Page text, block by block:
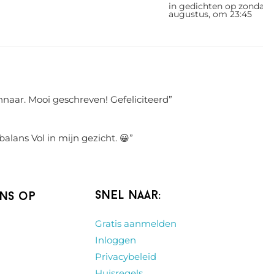
in gedichten op
augustus, om 23:45
Mooi geschreven! Gefeliciteerd”
Vol in mijn gezicht. 😀”
op Snel naar:
Gratis aanmelden
Inloggen
Privacybeleid